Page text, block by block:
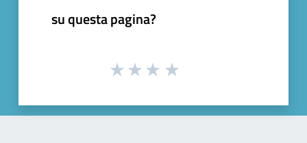
su questa pagina?